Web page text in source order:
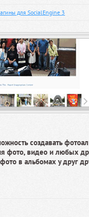
для SocialEngine 3
создавать
фото, видео и любых
в альбомах у друг